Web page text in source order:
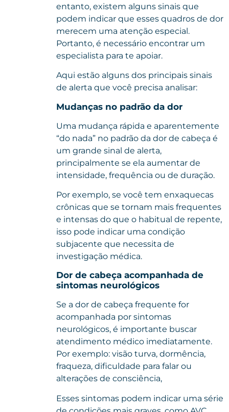
entanto, existem alguns sinais que
podem indicar que esses quadros de dor
merecem uma atenção especial.
Portanto, é necessário encontrar um
especialista para te apoiar.
Aqui estão alguns dos principais sinais
de alerta que você precisa analisar:
Mudanças no padrão da dor
Uma mudança rápida e aparentemente
“do nada” no padrão da dor de cabeça é
um grande sinal de alerta,
principalmente se ela aumentar de
intensidade, frequência ou de duração.
Por exemplo, se você tem enxaquecas
crônicas que se tornam mais frequentes
e intensas do que o habitual de repente,
isso pode indicar uma condição
subjacente que necessita de
investigação médica.
Dor de cabeça acompanhada de
sintomas neurológicos
Se a dor de cabeça frequente for
acompanhada por sintomas
neurológicos, é importante buscar
atendimento médico imediatamente.
Por exemplo: visão turva, dormência,
fraqueza, dificuldade para falar ou
alterações de consciência,
Esses sintomas podem indicar uma série